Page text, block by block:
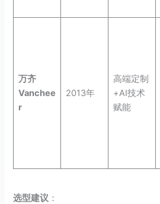
万齐
Vanchee
r
2013年
高端定制
+AI技术
赋能
选型建议 ：